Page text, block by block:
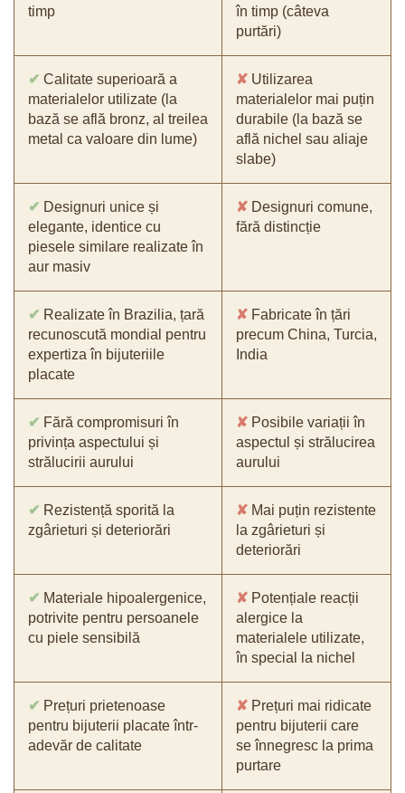
timp
în timp (câteva
purtări)
✔ Calitate superioară a
materialelor utilizate (la
bază se află bronz, al treilea
metal ca valoare din lume)
✘ Utilizarea
materialelor mai puțin
durabile (la bază se
află nichel sau aliaje
slabe)
✔ Designuri unice și
elegante, identice cu
piesele similare realizate în
aur masiv
✘ Designuri comune,
fără distincție
✔ Realizate în Brazilia, țară
recunoscută mondial pentru
expertiza în bijuteriile
placate
✘ Fabricate în țări
precum China, Turcia,
India
✔ Fără compromisuri în
privința aspectului și
strălucirii aurului
✘ Posibile variații în
aspectul și strălucirea
aurului
✔ Rezistență sporită la
zgârieturi și deteriorări
✘ Mai puțin rezistente
la zgârieturi și
deteriorări
✔ Materiale hipoalergenice,
potrivite pentru persoanele
cu piele sensibilă
✘ Potențiale reacții
alergice la
materialele utilizate,
în special la nichel
✔ Prețuri prietenoase
pentru bijuterii placate într-
adevăr de calitate
✘ Prețuri mai ridicate
pentru bijuterii care
se înnegresc la prima
purtare